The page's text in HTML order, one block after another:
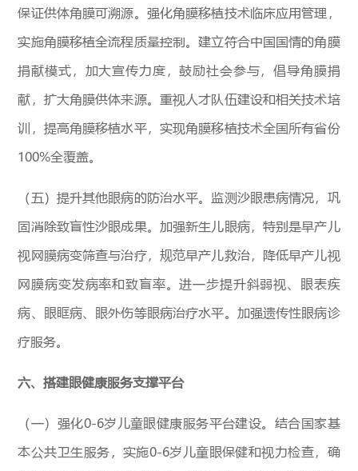
保证供体角膜可溯源。强化角膜移植技术临床应用管理，
实施角膜移植全流程质量控制。建立符合中国国情的角膜
捐献模式，加大宣传力度，鼓励社会参与，倡导角膜捐
献，扩大角膜供体来源。重视人才队伍建设和相关技术培
训，提高角膜移植水平，实现角膜移植技术全国所有省份
100%全覆盖。
（五）提升其他眼病的防治水平。监测沙眼患病情况，巩
固消除致盲性沙眼成果。加强新生儿眼病，特别是早产儿
视网膜病变筛查与治疗，规范早产儿救治，降低早产儿视
网膜病变发病率和致盲率。进一步提升斜弱视、眼表疾
病、眼眶病、眼外伤等眼病治疗水平。加强遗传性眼病诊
疗服务。
六、搭建眼健康服务支撑平台
（一）强化0-6岁儿童眼健康服务平台建设。结合国家基
本公共卫生服务，实施0-6岁儿童眼保健和视力检查，确